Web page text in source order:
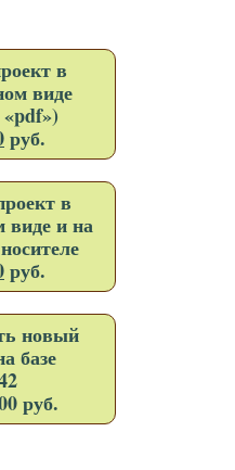
в
виде
руб.
в
виде и на
руб.
новый
базе
руб.